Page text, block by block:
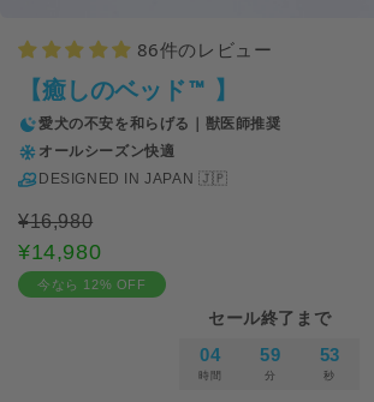
86件のレビュー
【癒しのベッド™ 】
愛犬の不安を和らげる｜獣医師推奨
オールシーズン快適
DESIGNED IN JAPAN 🇯🇵
¥16,980
¥14,980
今なら 12% OFF
セール終了まで
04
時間
59
分
51
秒